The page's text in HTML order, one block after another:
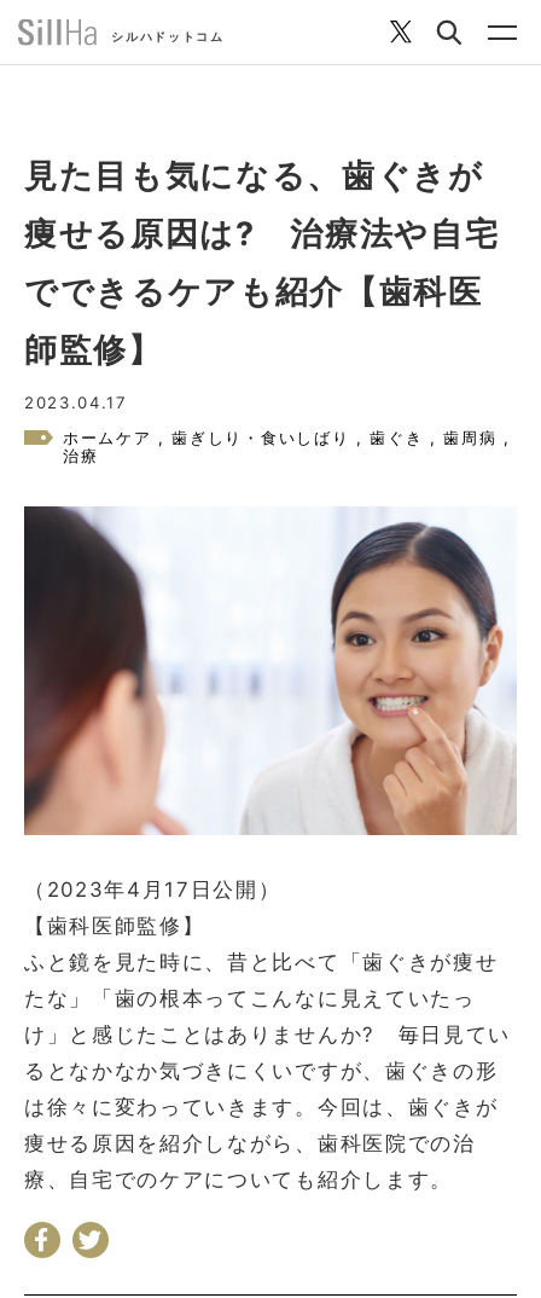
シルハドットコム
コラム
ヘルシーレシピ
SillHa.comについて
プライバシーポリシー
見た目も気になる、歯ぐきが
痩せる原因は? 治療法や自宅
でできるケアも紹介【歯科医
師監修】
2023.04.17
ホームケア
歯ぎしり・食いしばり 歯ぐき
歯周病
治療
（2023年4月17日公開）
【歯科医師監修】
ふと鏡を見た時に、昔と比べて「歯ぐきが痩せ
たな」「歯の根本ってこんなに見えていたっ
け」と感じたことはありませんか? 毎日見てい
るとなかなか気づきにくいですが、歯ぐきの形
は徐々に変わっていきます。今回は、歯ぐきが
痩せる原因を紹介しながら、歯科医院での治
療、自宅でのケアについても紹介します。